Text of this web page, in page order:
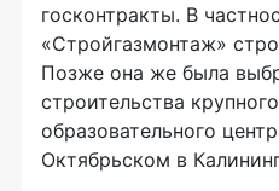
госконтракты. В
«Стройгазмонтаж»
Позже она же была
строительства
образовательного
Октябрьском в